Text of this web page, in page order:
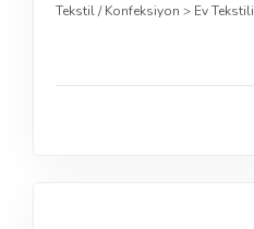
Tekstil / Konfeksiyon > Ev Tekstili